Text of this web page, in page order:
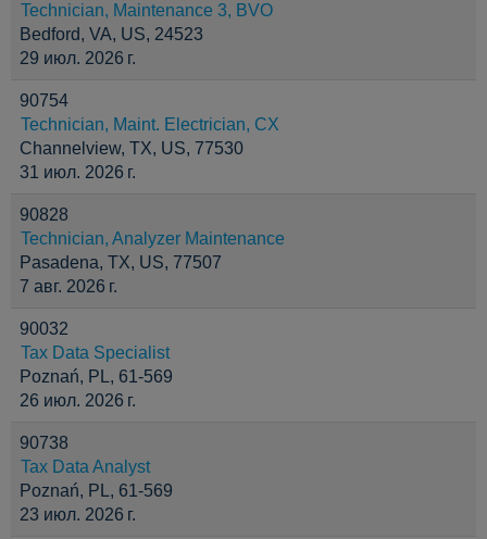
Technician, Maintenance 3, BVO
Bedford, VA, US, 24523
29 июл. 2026 г.
90754
Technician, Maint. Electrician, CX
Channelview, TX, US, 77530
31 июл. 2026 г.
90828
Technician, Analyzer Maintenance
Pasadena, TX, US, 77507
7 авг. 2026 г.
90032
Tax Data Specialist
Poznań, PL, 61-569
26 июл. 2026 г.
90738
Tax Data Analyst
Poznań, PL, 61-569
23 июл. 2026 г.